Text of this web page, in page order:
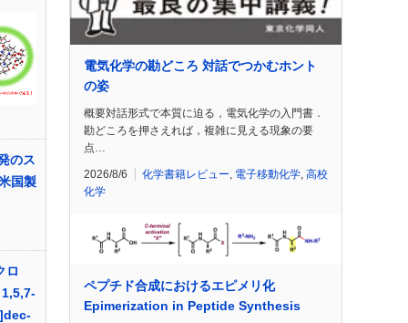
のス
国製
ロ
電気化学の勘どころ 対話でつかむホント
の姿
概要対話形式で本質に迫る，電気化学の入門書．
勘どころを押さえれば，複雑に見える現象の要
点…
2026/8/6 化学書籍レビュー 電子移動化学 高校
化学
ペプチド合成におけるエピメリ化
Epimerization in Peptide Synthesis